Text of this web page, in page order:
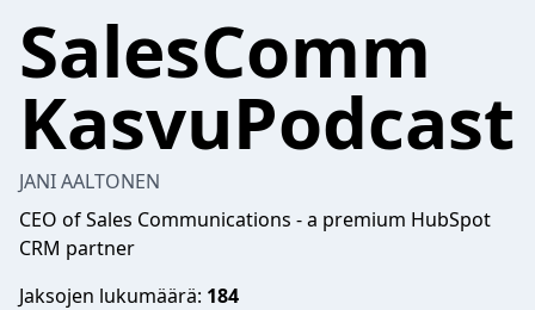
SalesComm
KasvuPodcast
JANI AALTONEN
CEO of Sales Communications - a premium HubSpot
CRM partner
Jaksojen lukumäärä: 184